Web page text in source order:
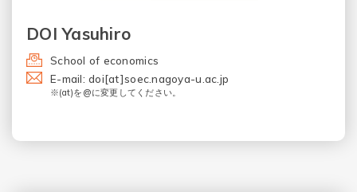
DOI Yasuhiro
School of economics
E-mail: doi[at]soec.nagoya-u.ac.jp
※(at)を@に変更してください。